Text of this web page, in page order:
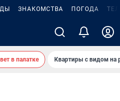
ЗНАКОМСТВА ПОГОДА
в палатке Квартиры с видом на